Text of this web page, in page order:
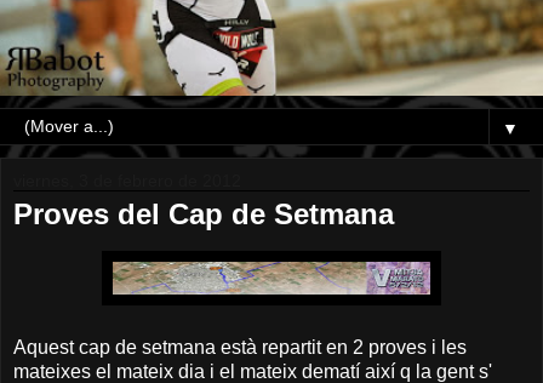
▼
Proves del Cap de Setmana
Aquest cap de setmana està repartit en 2 proves i les
mateixes el mateix dia i el mateix dematí així q la gent s'